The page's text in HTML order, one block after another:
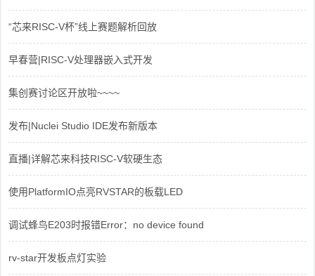
“芯来RISC-V杯”线上赛题解析回放
早春营|RISC-V处理器嵌入式开发
集创赛讨论区开放啦~~~~
发布|Nuclei Studio IDE发布新版本
直播|详解芯来科技RISC-V软硬生态
使用PlatformIO点亮RVSTAR的板载LED
调试蜂鸟E203时报错Error：no device found
rv-star开发板点灯实验